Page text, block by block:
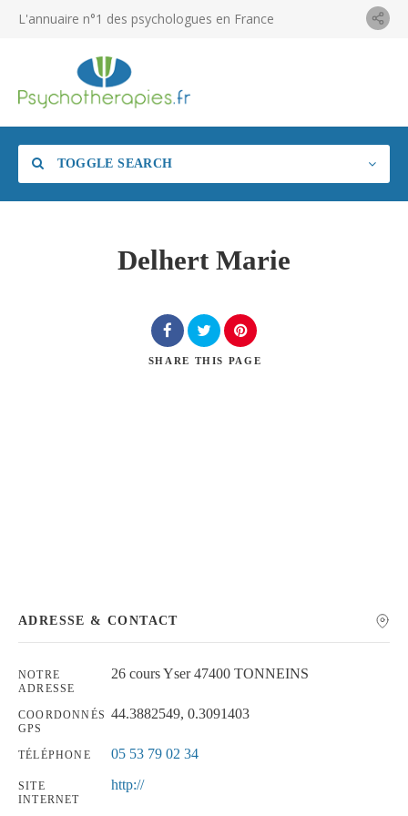
L'annuaire n°1 des psychologues en France
TOGGLE SEARCH
Delhert Marie
SHARE THIS PAGE
ADRESSE & CONTACT
NOTRE
ADRESSE
26 cours Yser 47400 TONNEINS
COORDONNÉS
GPS
44.3882549, 0.3091403
TÉLÉPHONE 05 53 79 02 34
SITE
INTERNET
http://